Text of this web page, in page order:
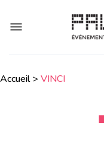
Accueil> VINCI